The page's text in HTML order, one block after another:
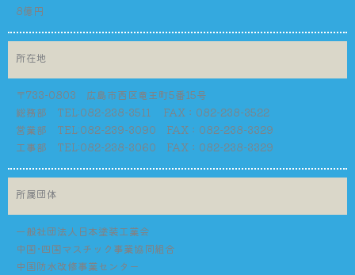
8億円
所在地
〒733-0803 広島市西区竜王町5番15号
総務部 TEL:082-238-3511 FAX：082-238-3522
営業部 TEL:082-239-3090 FAX：082-238-3329
工事部 TEL:082-238-3060 FAX：082-238-3329
所属団体
一般社団法人日本塗装工業会
中国･四国マスチック事業協同組合
中国防水改修事業センター